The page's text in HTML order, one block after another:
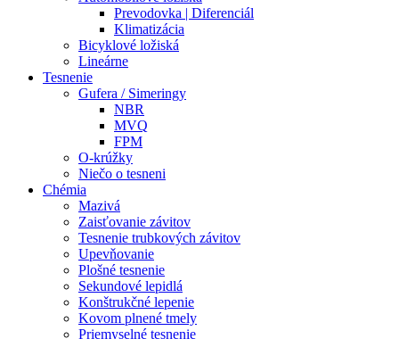
Prevodovka | Diferenciál
Klimatizácia
Bicyklové ložiská
Lineárne
Tesnenie
Gufera / Simeringy
NBR
MVQ
FPM
O-krúžky
Niečo o tesneni
Chémia
Mazivá
Zaisťovanie závitov
Tesnenie trubkových závitov
Upevňovanie
Plošné tesnenie
Sekundové lepidlá
Konštrukčné lepenie
Kovom plnené tmely
Priemyselné tesnenie